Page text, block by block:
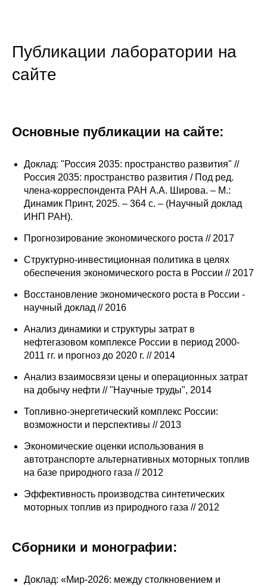
Публикации лаборатории на
сайте
Основные публикации на сайте:
Доклад: "Россия 2035: пространство развития" //
Россия 2035: пространство развития / Под ред.
члена-корреспондента РАН А.А. Широва. – М.:
Динамик Принт, 2025. – 364 с. – (Научный доклад
ИНП РАН).
Прогнозирование экономического роста // 2017
Cтруктурно-инвестиционная политика в целях
обеспечения экономического роста в России // 2017
Восстановление экономического роста в России -
научный доклад // 2016
Анализ динамики и структуры затрат в
нефтегазовом комплексе России в период 2000-
2011 гг. и прогноз до 2020 г. // 2014
Анализ взаимосвязи цены и операционных затрат
на добычу нефти // "Научные труды", 2014
Топливно-энергетический комплекс России:
возможности и перспективы // 2013
Экономические оценки использования в
автотранспорте альтернативных моторных топлив
на базе природного газа // 2012
Эффективность производства синтетических
моторных топлив из природного газа // 2012
Сборники и монографии:
Доклад: «Мир-2026: между столкновением и